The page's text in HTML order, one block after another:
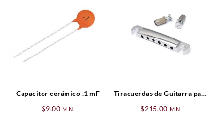
Capacitor cerámico .1 mF
$9.00 M.N.
Tiracuerdas de Guitarra para
$215.00 M.N.